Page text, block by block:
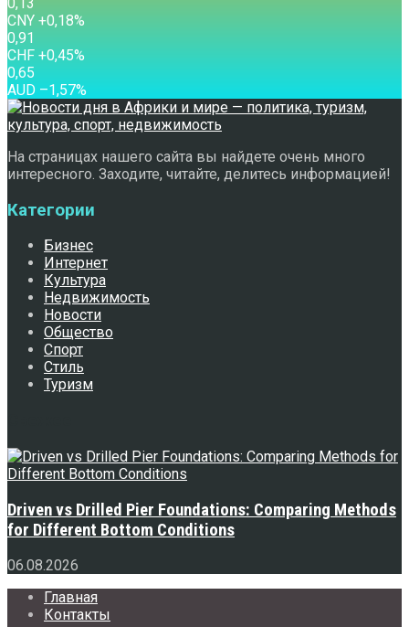
CNY +0,18%
0,91
CHF +0,45%
0,65
AUD –1,57%
На страницах нашего сайта вы найдете очень много
интересного. Заходите, читайте, делитесь информацией!
Категории
Бизнес
Интернет
Культура
Недвижимость
Новости
Общество
Спорт
Стиль
Туризм
Driven vs Drilled Pier Foundations: Comparing Methods
for Different Bottom Conditions
06.08.2026
Главная
Контакты